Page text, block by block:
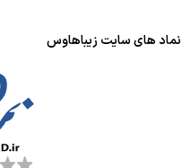
نماد های سایت زیباهاوس